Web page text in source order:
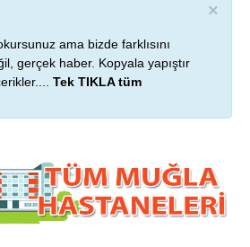
×
ama bizde farklısını
gerçek haber. Kopyala yapıştır
Tek TIKLA tüm